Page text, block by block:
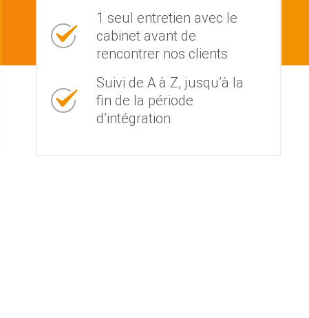
1 seul entretien avec le
cabinet avant de
rencontrer nos clients
Suivi de A à Z, jusqu’à la
fin de la période
d’intégration